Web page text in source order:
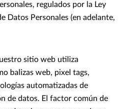
regulados por la Ley
Datos Personales (en adelante,
sitio web utiliza
balizas web, pixel tags,
automatizadas de
de datos. El factor común de